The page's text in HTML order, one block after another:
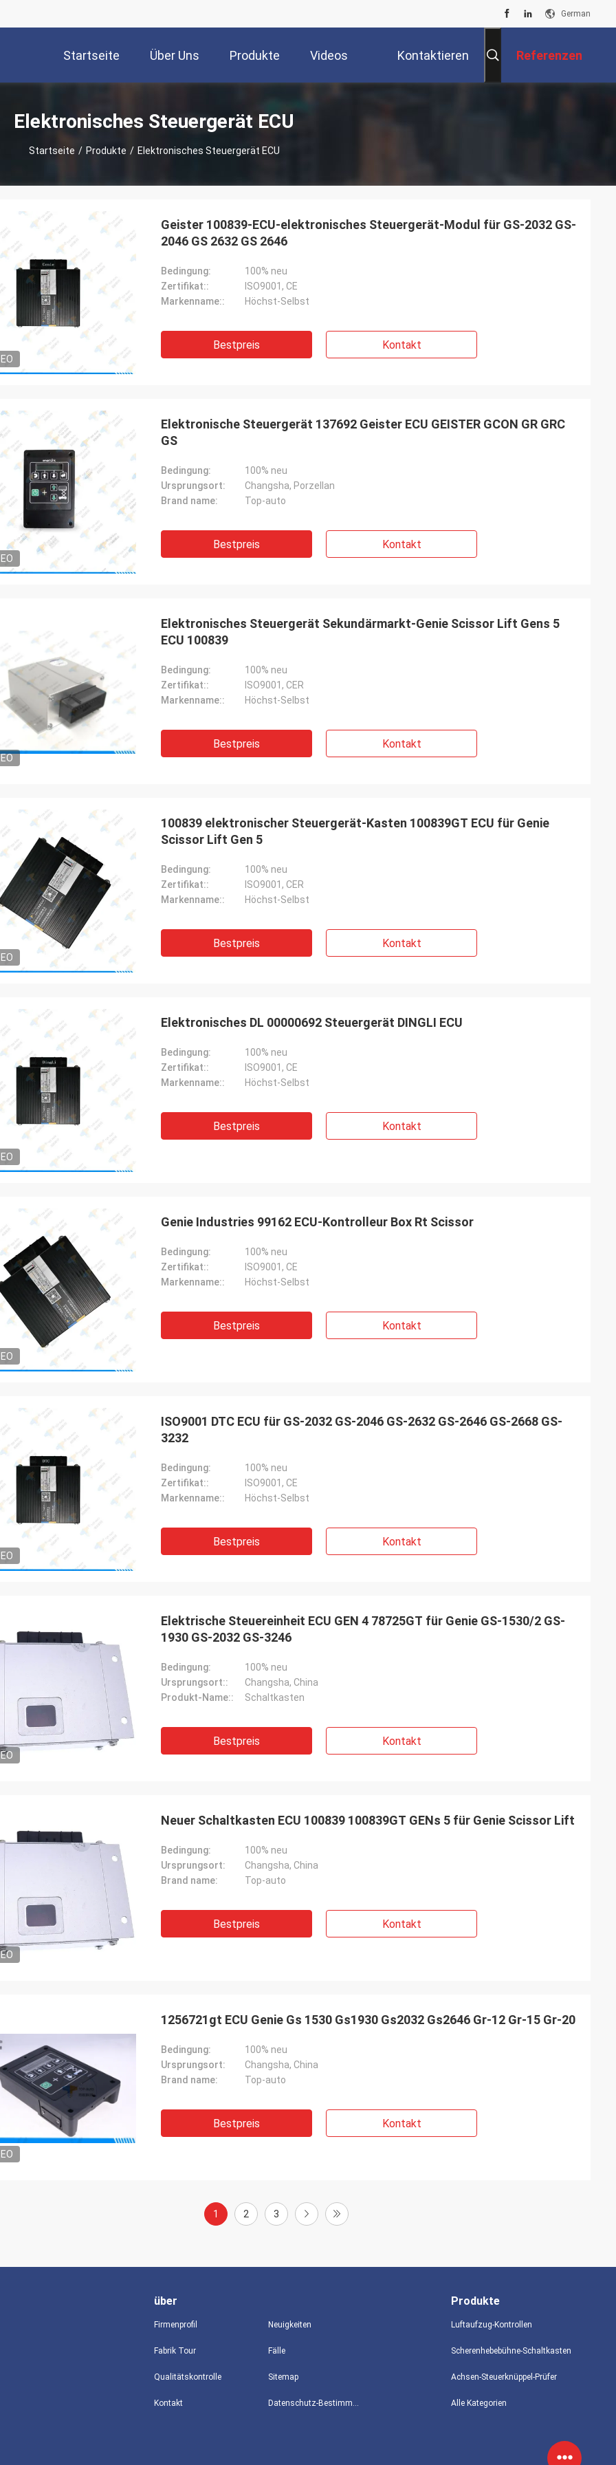
German
Startseite Über Uns Produkte Videos Kontaktieren Referenzen
Elektronisches Steuergerät ECU
Startseite / Produkte / Elektronisches Steuergerät ECU
Ahmed Saeed
wieder. Danke für Ihre ganze Hilfe.
Perfekte Produkte, die Qualität ist
ziemlich gut. Kauft sie wieder, wenn wir
Geister 100839-ECU-elektronisches Steuergerät-Modul für GS-2032 GS-
2046 GS 2632 GS 2646
Bedingung:
100% neu
Zertifikat::
ISO9001, CE
Markenname::
Höchst-Selbst
Bestpreis Kontakt
Elektronische Steuergerät 137692 Geister ECU GEISTER GCON GR GRC
GS
Bedingung:
100% neu
Ursprungsort:
Changsha, Porzellan
Brand name:
Top-auto
Bestpreis Kontakt
Elektronisches Steuergerät Sekundärmarkt-Genie Scissor Lift Gens 5
ECU 100839
Bedingung:
100% neu
Zertifikat::
ISO9001, CER
Markenname::
Höchst-Selbst
Bestpreis Kontakt
100839 elektronischer Steuergerät-Kasten 100839GT ECU für Genie
Scissor Lift Gen 5
Bedingung:
100% neu
Zertifikat::
ISO9001, CER
Markenname::
Höchst-Selbst
Bestpreis Kontakt
Elektronisches DL 00000692 Steuergerät DINGLI ECU
Bedingung:
100% neu
Zertifikat::
ISO9001, CE
Markenname::
Höchst-Selbst
Bestpreis Kontakt
Genie Industries 99162 ECU-Kontrolleur Box Rt Scissor
Bedingung:
100% neu
Zertifikat::
ISO9001, CE
Markenname::
Höchst-Selbst
Bestpreis Kontakt
ISO9001 DTC ECU für GS-2032 GS-2046 GS-2632 GS-2646 GS-2668 GS-
3232
Bedingung:
100% neu
Zertifikat::
ISO9001, CE
Markenname::
Höchst-Selbst
Bestpreis Kontakt
Elektrische Steuereinheit ECU GEN 4 78725GT für Genie GS-1530/2 GS-
1930 GS-2032 GS-3246
Bedingung:
100% neu
Ursprungsort::
Changsha, China
Produkt-Name::
Schaltkasten
Bestpreis Kontakt
Neuer Schaltkasten ECU 100839 100839GT GENs 5 für Genie Scissor Lift
Bedingung:
100% neu
Ursprungsort:
Changsha, China
Brand name:
Top-auto
Bestpreis Kontakt
1256721gt ECU Genie Gs 1530 Gs1930 Gs2032 Gs2646 Gr-12 Gr-15 Gr-20
Bedingung:
100% neu
Ursprungsort:
Changsha, China
Brand name:
Top-auto
Bestpreis Kontakt
1 2 3
über
Firmenprofil
Fabrik Tour
Qualitätskontrolle
Kontakt
Neuigkeiten
Fälle
Sitemap
Datenschutz-Bestimmungen
Produkte
Luftaufzug-Kontrollen
Scherenhebebühne-Schaltkasten
Achsen-Steuerknüppel-Prüfer
Alle Kategorien